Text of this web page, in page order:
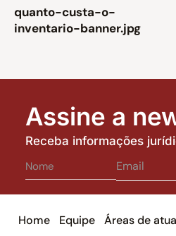
quanto-custa-o-
inventario-banner.jpg
Assine a
Receba informações
Home Equipe Áreas de